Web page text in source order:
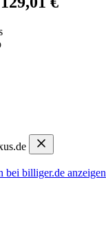
bei billiger.de anzeigen